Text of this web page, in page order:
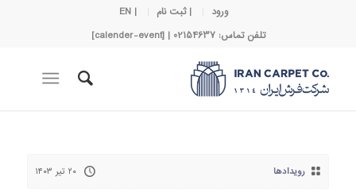
ورود | ثبت نام
| EN
تلفن تماس: 02154637 | [calender-event]
رویدادها ۲۰ تیر ۱۴۰۳